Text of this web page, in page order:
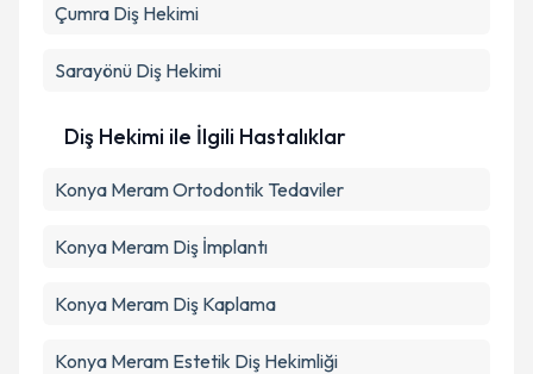
Çumra Diş Hekimi
Sarayönü Diş Hekimi
Diş Hekimi ile İlgili Hastalıklar
Konya Meram Ortodontik Tedaviler
Konya Meram Diş İmplantı
Konya Meram Diş Kaplama
Konya Meram Estetik Diş Hekimliği